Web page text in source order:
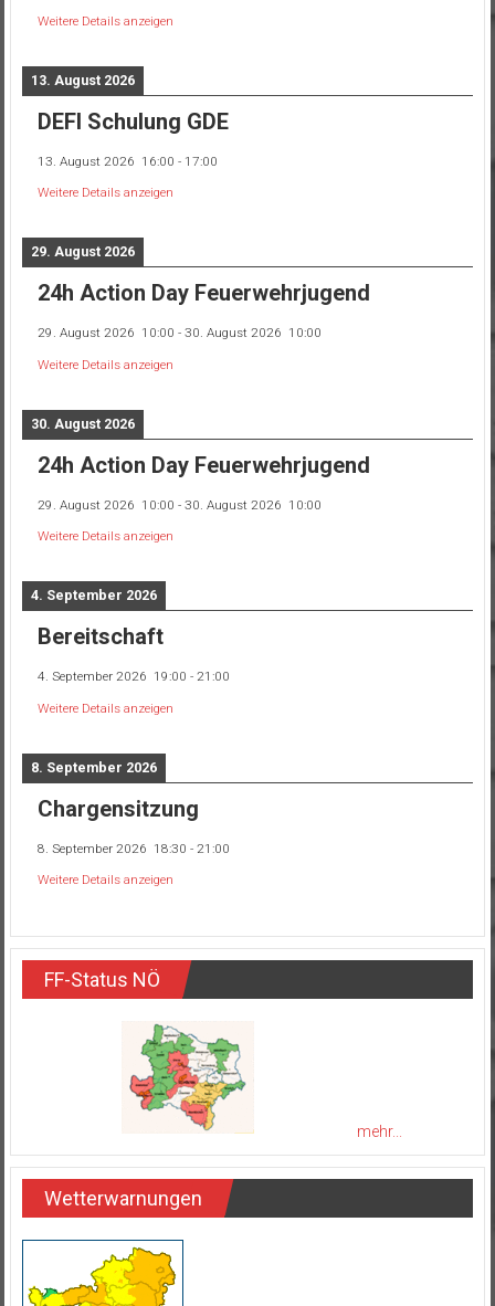
Weitere Details anzeigen
13. August 2026
DEFI Schulung GDE
13. August 2026 16:00 - 17:00
Weitere Details anzeigen
29. August 2026
24h Action Day Feuerwehrjugend
29. August 2026 10:00 - 30. August 2026 10:00
Weitere Details anzeigen
30. August 2026
24h Action Day Feuerwehrjugend
29. August 2026 10:00 - 30. August 2026 10:00
Weitere Details anzeigen
4. September 2026
Bereitschaft
4. September 2026 19:00 - 21:00
Weitere Details anzeigen
8. September 2026
Chargensitzung
8. September 2026 18:30 - 21:00
Weitere Details anzeigen
FF-Status NÖ
mehr...
Wetterwarnungen